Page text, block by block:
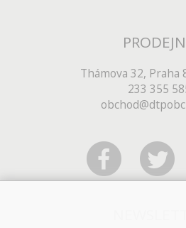
Thámova 32, Praha
233 355